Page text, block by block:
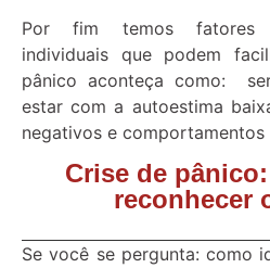
Por fim temos fatores
individuais que podem
pânico aconteça como:
estar com a autoestima
negativos e comportamentos
Crise de
reconhecer
Se você se pergunta: como